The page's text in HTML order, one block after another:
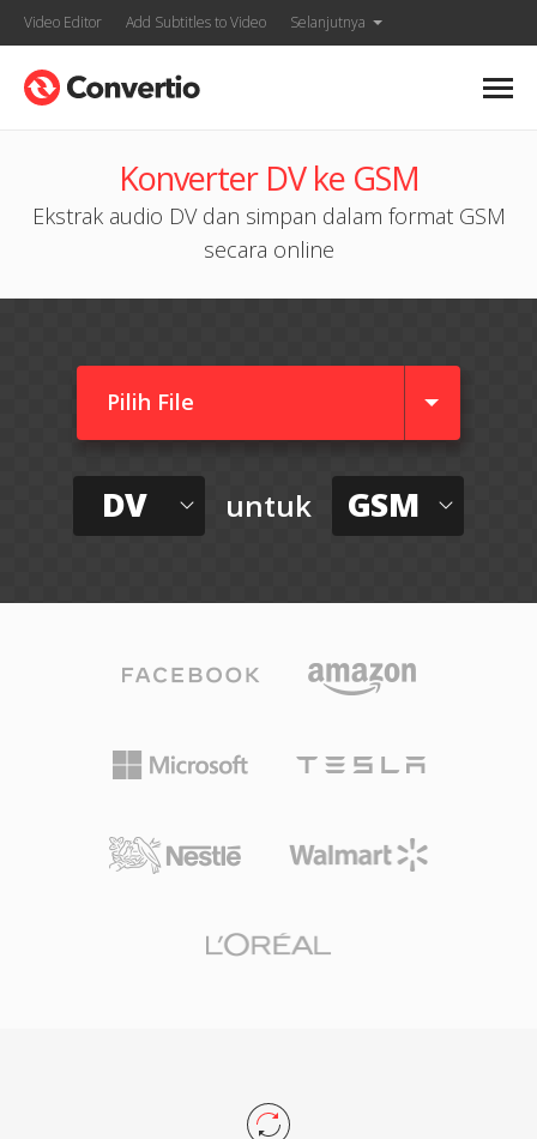
Video Editor Add Subtitles to Video Selanjutnya
Konverter DV ke GSM
Ekstrak audio DV dan simpan dalam format GSM
secara online
Pilih File
DV untuk GSM